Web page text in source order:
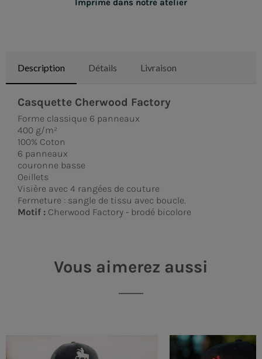
Imprimé dans notre atelier
Description Détails Livraison
Casquette Cherwood Factory
Forme classique 6 panneaux
400 g/m²
100% Coton
6 panneaux
couronne basse
Oeillets
Visière avec 4 rangées de couture
Fermeture : sangle de tissu avec boucle.
Motif : Cherwood Factory - brodé bicolore
Vous aimerez aussi